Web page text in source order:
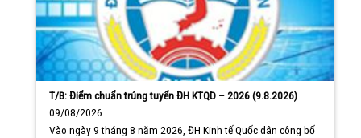
T/B: Điểm chuẩn trúng tuyển ĐH KTQD – 2026 (9.8.2026)
09/08/2026
Vào ngày 9 tháng 8 năm 2026, ĐH Kinh tế Quốc dân công bố